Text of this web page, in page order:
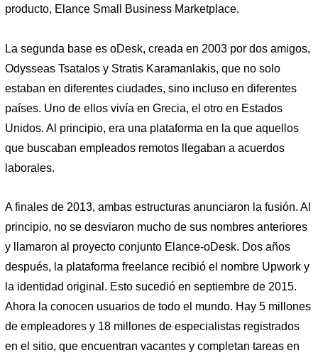
producto, Elance Small Business Marketplace.
La segunda base es oDesk, creada en 2003 por dos amigos,
Odysseas Tsatalos y Stratis Karamanlakis, que no solo
estaban en diferentes ciudades, sino incluso en diferentes
países. Uno de ellos vivía en Grecia, el otro en Estados
Unidos. Al principio, era una plataforma en la que aquellos
que buscaban empleados remotos llegaban a acuerdos
laborales.
A finales de 2013, ambas estructuras anunciaron la fusión. Al
principio, no se desviaron mucho de sus nombres anteriores
y llamaron al proyecto conjunto Elance-oDesk. Dos años
después, la plataforma freelance recibió el nombre Upwork y
la identidad original. Esto sucedió en septiembre de 2015.
Ahora la conocen usuarios de todo el mundo. Hay 5 millones
de empleadores y 18 millones de especialistas registrados
en el sitio, que encuentran vacantes y completan tareas en